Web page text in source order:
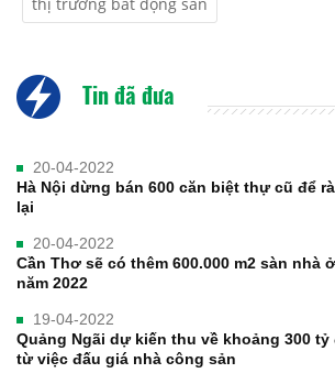
Tin đã đưa
20-04-2022
Hà Nội dừng bán 600 căn biệt thự cũ để
lại
20-04-2022
Cần Thơ sẽ có thêm 600.000 m2 sàn nhà
năm 2022
19-04-2022
Quảng Ngãi dự kiến thu về khoảng 300 tỷ
từ việc đấu giá nhà công sản